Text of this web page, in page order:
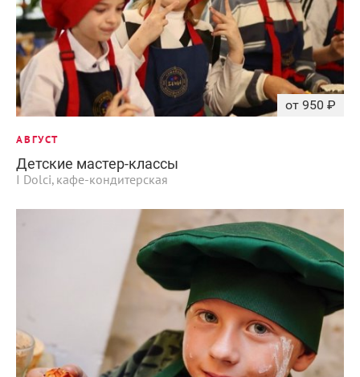
от 950 ₽
АВГУСТ
Детские мастер-классы
I Dolci, кафе-кондитерская